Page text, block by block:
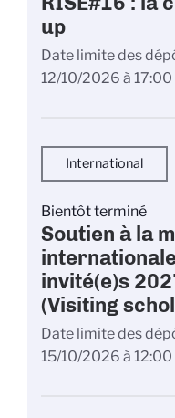
up
Date limite des
12/10/2026 à 17:00
International
Bientôt terminé
Soutien à la
invité(e)s
(Visiting
Date limite des
15/10/2026 à 12:00